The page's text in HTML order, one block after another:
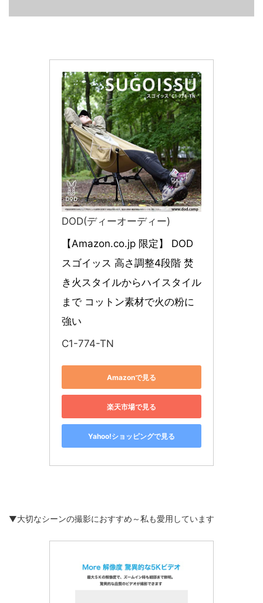
DOD(ディーオーディー)
【Amazon.co.jp 限定】 DOD
スゴイッス 高さ調整4段階 焚
き火スタイルからハイスタイル
まで コットン素材で火の粉に
強い
C1-774-TN
Amazonで見る
楽天市場で見る
Yahoo!ショッピングで見る
▼大切なシーンの撮影におすすめ～私も愛用しています